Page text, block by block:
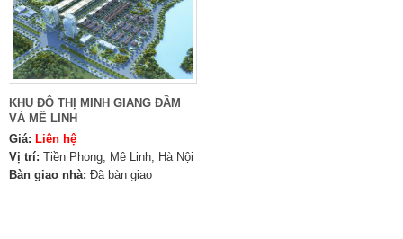
KHU ĐÔ THỊ MINH GIANG ĐẦM
VÀ MÊ LINH
Giá: Liên hệ
Vị trí: Tiền Phong, Mê Linh, Hà Nội
Bàn giao nhà: Đã bàn giao